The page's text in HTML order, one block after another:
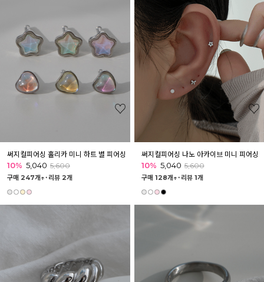
써지컬피어싱 홀리카 미니 하트 별 피어싱
10% 5,040 5,600
구매 247개↑˙ 리뷰 2개
써지컬피어싱 나노 아카이브 미니 피어싱
10% 5,040 5,600
구매 128개↑˙ 리뷰 1개